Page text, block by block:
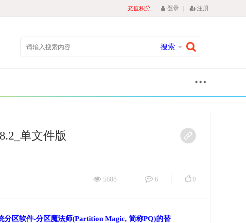
充值积分 登录 | 注册
搜索
单文件版
5688 6 0
分区软件-分区魔法师(Partition Magic, 简称PQ)的替